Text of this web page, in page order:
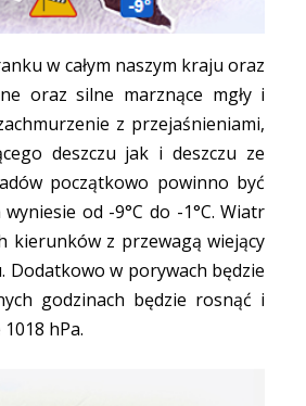
w całym naszym kraju oraz
oraz silne marznące mgły i
z przejaśnieniami,
deszczu jak i deszczu ze
początkowo powinno być
od -9°C do -1°C. Wiatr
kierunków z przewagą wiejący
Dodatkowo w porywach będzie
godzinach będzie rosnąć i
hPa.